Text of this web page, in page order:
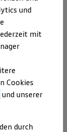
|
über die
KG als
Inhalten
und
mit
Cookies
und unserer
durch